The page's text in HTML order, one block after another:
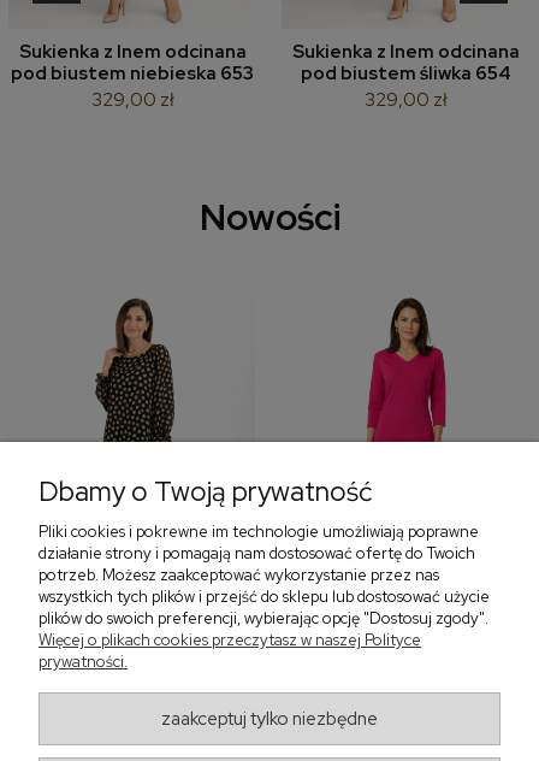
Sukienka z lnem odcinana
pod biustem niebieska 653
329,00 zł
Sukienka z lnem odcinana
pod biustem śliwka 654
329,00 zł
Nowości
Sukienka z falbaną i
bufiastym rękawem w
405,30 zł
Sukienka z dekoltem w
299,00 zł
‹
Dbamy o Twoją prywatność
Pliki cookies i pokrewne im technologie umożliwiają poprawne
działanie strony i pomagają nam dostosować ofertę do Twoich
potrzeb. Możesz zaakceptować wykorzystanie przez nas
wszystkich tych plików i przejść do sklepu lub dostosować użycie
plików do swoich preferencji, wybierając opcję "Dostosuj zgody".
Więcej o plikach cookies przeczytasz w naszej Polityce
prywatności.
zaakceptuj tylko niezbędne